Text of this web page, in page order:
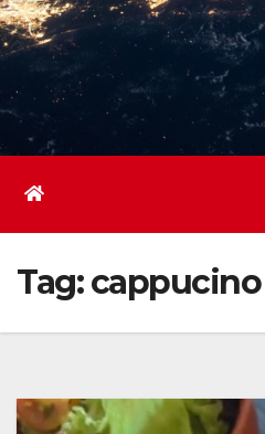
Tag:cappucino